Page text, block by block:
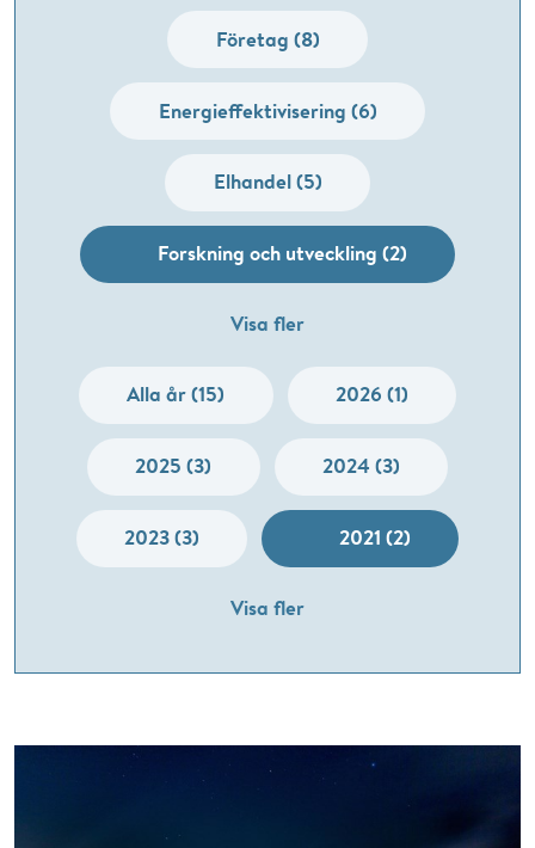
Företag (8)
Energieffektivisering (6)
Elhandel (5)
Forskning och utveckling (2)
Visa fler
Alla år (15) 2026 (1)
2025 (3) 2024 (3)
2023 (3) 2021 (2)
Visa fler